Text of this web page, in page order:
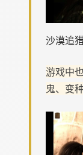
沙漠追
游戏中
鬼、变